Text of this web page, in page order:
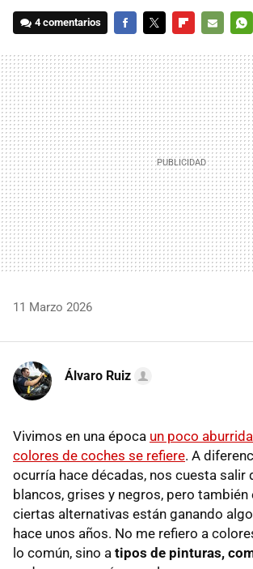
4 comentarios
MAIL
11 Marzo 2026
Álvaro Ruiz
Vivimos en una época un poco
colores de coches se refiere. A
ocurría hace décadas, nos cuesta salir
blancos, grises y negros, pero también
ciertas alternativas están ganando
hace unos años. No me refiero a
lo común, sino a tipos de pinturas,